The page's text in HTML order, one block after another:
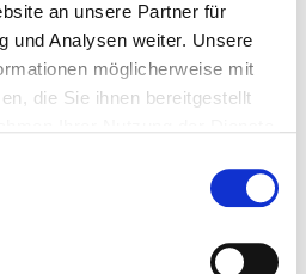
an unsere Partner für
und Analysen weiter. Unsere
möglicherweise mit
die Sie ihnen bereitgestellt